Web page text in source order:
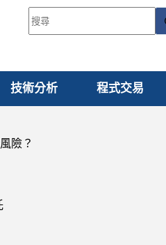
技術分析 程式交易
險？